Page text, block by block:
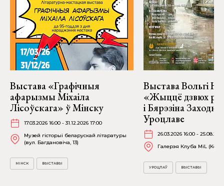
Выстава «Графічныя
афарызмы Міхаіла
Лісоўскага» ў Мінску
17.03.2026 16:00 - 31.12.2026 17:00
Музей гісторыі беларускай літаратуры
(вул. Багдановіча, 13)
МІНСК ВЫСТАВЫ
Выстава Вольгі
«Жыццё дзвюх
і Бярэзіна
Уроцлаве
26.03.2026 16:00 -
Галерэя Клуба MiL
УРОЦЛАЎ ВЫСТАВЫ